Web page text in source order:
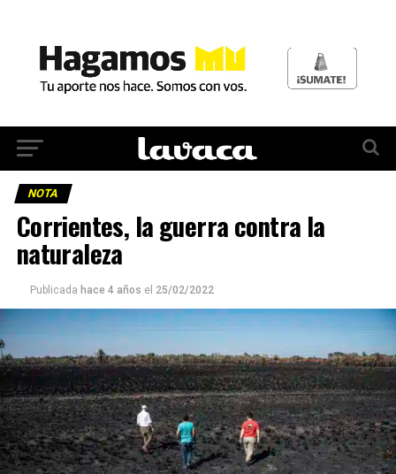
NOTA
Corrientes, la guerra contra la
naturaleza
Publicada hace 4 años el 25/02/2022